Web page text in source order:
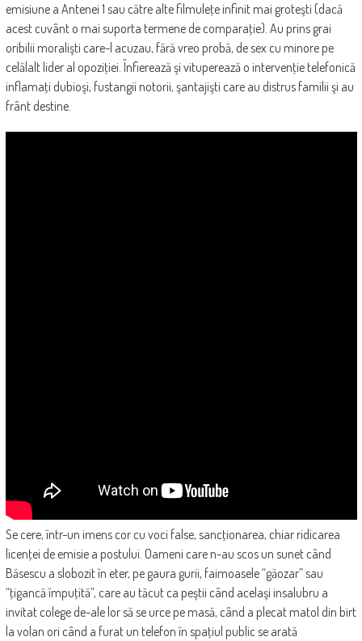
emisiune a Antenei 1 sau către alte filmuleţe infinit mai groteşti (dacă
acest cuvânt o mai suporta termene de comparaţie). Au prins grai
oribilii moralişti care-l acuzau, fără vreo probă, de sex cu minore pe
celălalt lider al opoziţiei. Înfierează şi vituperează o intervenţie telefonică
inflamaţi dubioşi, fustangii notorii, şantajişti care au distrus familii şi au
frânt destine.
Se cere, într-un imens cor cu voci false, sancţionarea, chiar ridicarea
licenţei de emisie a postului. Oameni care n-au scos un sunet când
Băsescu a slobozit în eter, pe gaura gurii, faimoasele “găozar” sau
“ţigancă împuţită”, care au tăcut ca peştii când acelaşi insalubru a
invitat colege de-ale lor să se urce pe masă, când a plecat matol din birt
la volan ori când a furat un telefon în spaţiul public se arată